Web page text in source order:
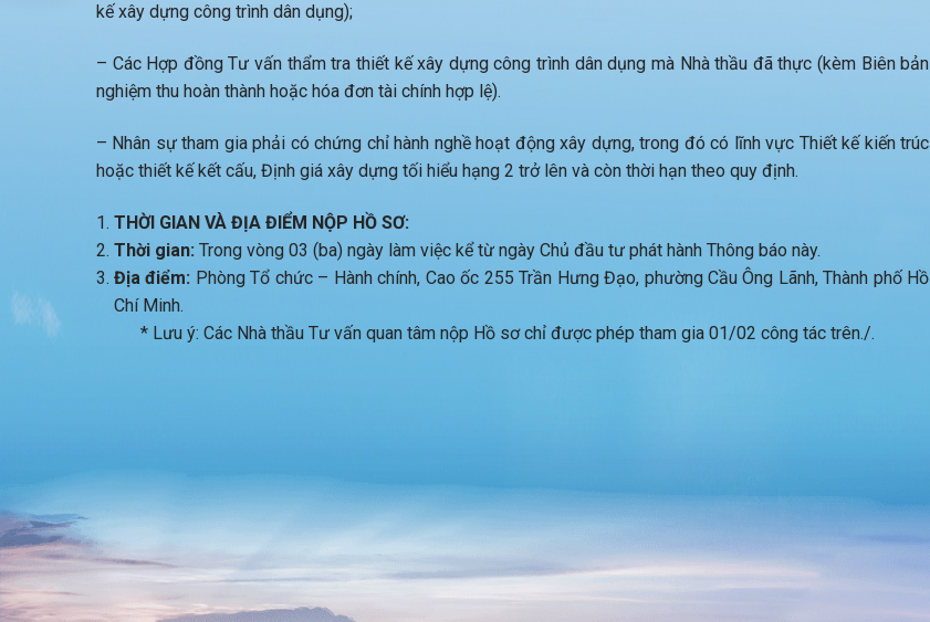
kế xây dựng công trình dân dụng);
– Các Hợp đồng Tư vấn thẩm tra thiết kế xây dựng công trình dân dụng mà Nhà thầu đã thực (kèm Biên bản
nghiệm thu hoàn thành hoặc hóa đơn tài chính hợp lệ).
– Nhân sự tham gia phải có chứng chỉ hành nghề hoạt động xây dựng, trong đó có lĩnh vực Thiết kế kiến trúc
hoặc thiết kế kết cấu, Định giá xây dựng tối hiểu hạng 2 trở lên và còn thời hạn theo quy định.
THỜI GIAN VÀ ĐỊA ĐIỂM NỘP HỒ SƠ:
Thời gian: Trong vòng 03 (ba) ngày làm việc kể từ ngày Chủ đầu tư phát hành Thông báo này.
Địa điểm: Phòng Tổ chức – Hành chính, Cao ốc 255 Trần Hưng Đạo, phường Cầu Ông Lãnh, Thành phố Hồ
Chí Minh.
* Lưu ý: Các Nhà thầu Tư vấn quan tâm nộp Hồ sơ chỉ được phép tham gia 01/02 công tác trên./.